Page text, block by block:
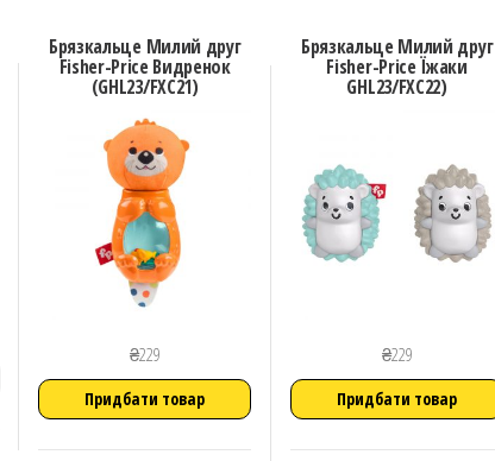
Брязкальце Милий друг
Fisher-Price Видренок
(GHL23/FXC21)
₴229
Придбати товар
Брязкальце Милий друг
Fisher-Price Їжаки
GHL23/FXC22)
₴229
Придбати товар